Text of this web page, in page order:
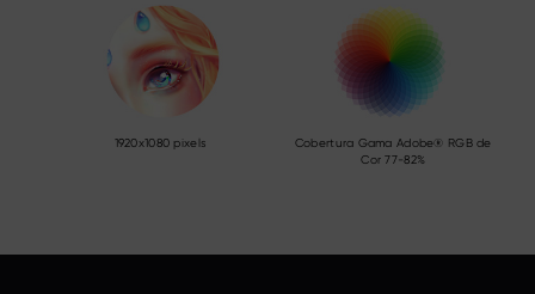
1920x1080 pixels
Cobertura Gama Adobe® RGB de
Cor 77-82%